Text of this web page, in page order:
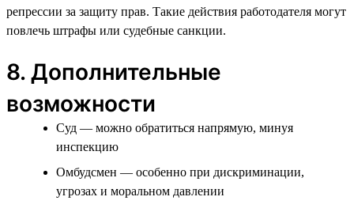
репрессии за защиту прав. Такие действия работодателя могут
повлечь штрафы или судебные санкции.
8. Дополнительные
возможности
Суд — можно обратиться напрямую, минуя
инспекцию
Омбудсмен — особенно при дискриминации,
угрозах и моральном давлении